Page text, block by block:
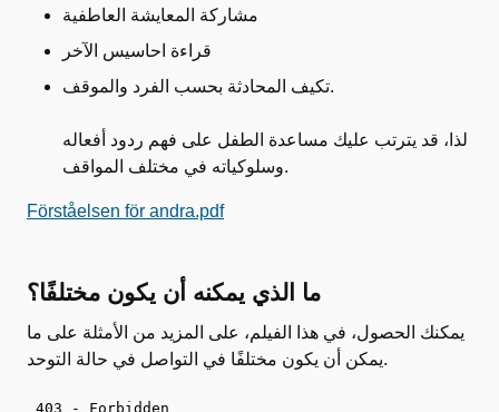
مشاركة المعايشة العاطفية
قراءة احاسيس الآخر
تكيف المحادثة بحسب الفرد والموقف.
لذا، قد يترتب عليك مساعدة الطفل على فهم ردود أفعاله
وسلوكياته في مختلف المواقف.
Förståelsen för andra.pdf
ما الذي يمكنه أن يكون مختلفًا؟
يمكنك الحصول، في هذا الفيلم، على المزيد من الأمثلة على ما
يمكن أن يكون مختلفًا في التواصل في حالة التوحد.